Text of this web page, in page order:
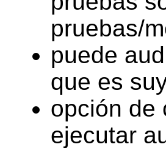
pruebas/
puede
que es
opción de
ejecutar